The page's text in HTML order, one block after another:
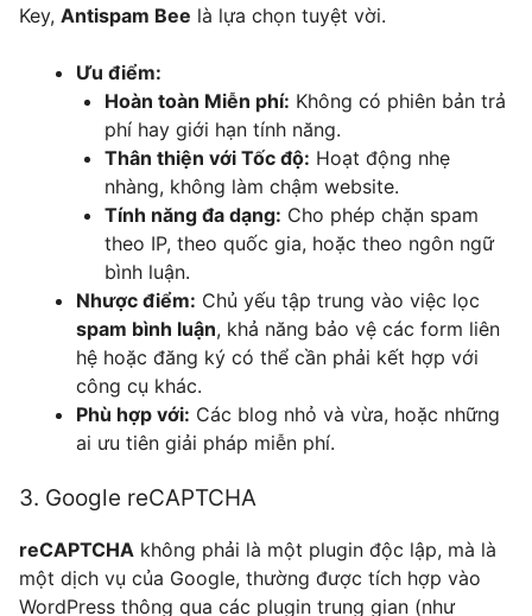
Key, Antispam Bee là lựa chọn tuyệt vời.
Ưu điểm:
Hoàn toàn Miễn phí: Không có phiên bản trả
phí hay giới hạn tính năng.
Thân thiện với Tốc độ: Hoạt động nhẹ
nhàng, không làm chậm website.
Tính năng đa dạng: Cho phép chặn spam
theo IP, theo quốc gia, hoặc theo ngôn ngữ
bình luận.
Nhược điểm: Chủ yếu tập trung vào việc lọc
spam bình luận, khả năng bảo vệ các form liên
hệ hoặc đăng ký có thể cần phải kết hợp với
công cụ khác.
Phù hợp với: Các blog nhỏ và vừa, hoặc những
ai ưu tiên giải pháp miễn phí.
3. Google reCAPTCHA
reCAPTCHA không phải là một plugin độc lập, mà là
một dịch vụ của Google, thường được tích hợp vào
WordPress thông qua các plugin trung gian (như